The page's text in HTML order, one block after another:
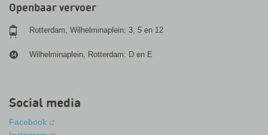
Openbaar vervoer
Rotterdam, Wilhelminaplein: 3, 5 en 12
Wilhelminaplein, Rotterdam: D en E
Social media
Facebook